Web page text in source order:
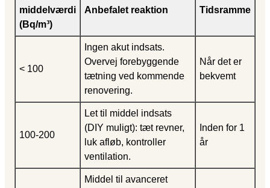
middelværdi
(Bq/m³)
Anbefalet reaktion Tidsramme
< 100
Ingen akut indsats.
Overvej forebyggende
tætning ved kommende
renovering.
Når det er
bekvemt
100-200
Let til middel indsats
(DIY muligt): tæt revner,
luk afløb, kontroller
ventilation.
Inden for 1
år
Middel til avanceret